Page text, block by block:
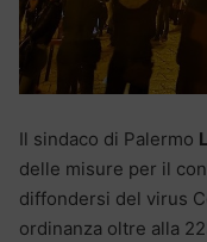
Il sindaco di Palermo
delle misure per il
diffondersi del virus
ordinanza oltre alla